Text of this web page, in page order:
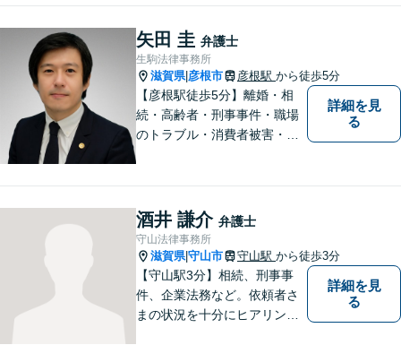
矢田 圭 弁護士
生駒法律事務所
滋賀県| 彦根市 彦根駅 から徒歩5分
【彦根駅徒歩5分】離婚・相
続・高齢者・刑事事件・職場
のトラブル・消費者被害・法
詳細を見
る
酒井 謙介 弁護士
守山法律事務所
滋賀県|守山市 守山駅 から徒歩3分
【守山駅3分】相続、刑事事
件、企業法務など。依頼者さ
まの状況を十分にヒアリング
詳細を見
る